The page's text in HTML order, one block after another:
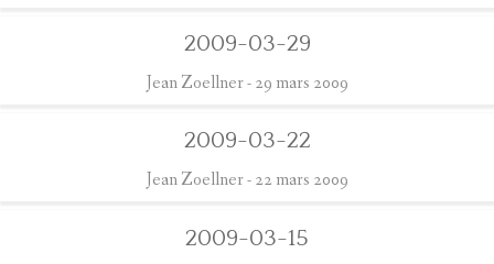
2009-03-29
Jean Zoellner- 29 mars 2009
2009-03-22
Jean Zoellner- 22 mars 2009
2009-03-15